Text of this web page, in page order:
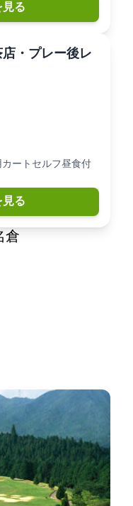
見る
・プレー後レ
カートセルフ昼食付
見る